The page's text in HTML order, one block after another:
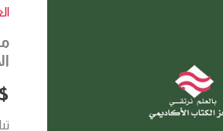
$
على
بعد